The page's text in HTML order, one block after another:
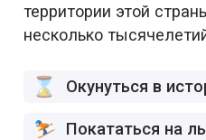
территории этой
несколько
Окунуться в
Покататься на